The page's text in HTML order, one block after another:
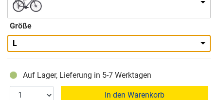
Größe
L
Auf Lager, Lieferung in 5-7 Werktagen
In den Warenkorb